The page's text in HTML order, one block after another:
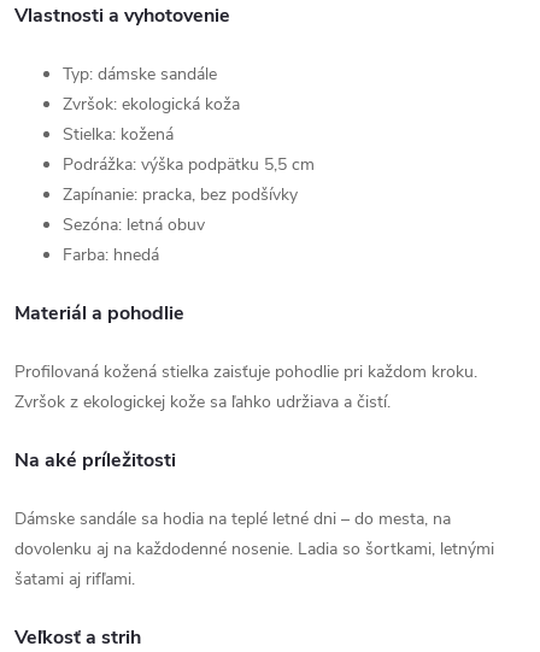
Vlastnosti a vyhotovenie
Typ: dámske sandále
Zvršok: ekologická koža
Stielka: kožená
Podrážka: výška podpätku 5,5 cm
Zapínanie: pracka, bez podšívky
Sezóna: letná obuv
Farba: hnedá
Materiál a pohodlie
Profilovaná kožená stielka zaisťuje pohodlie pri každom kroku.
Zvršok z ekologickej kože sa ľahko udržiava a čistí.
Na aké príležitosti
Dámske sandále sa hodia na teplé letné dni – do mesta, na
dovolenku aj na každodenné nosenie. Ladia so šortkami, letnými
šatami aj rifľami.
Veľkosť a strih